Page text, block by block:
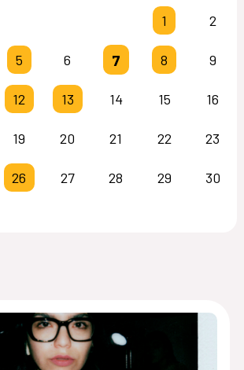
1 2
5 6 7 8 9
12 13 14 15 16
19 20 21 22 23
26 27 28 29 30